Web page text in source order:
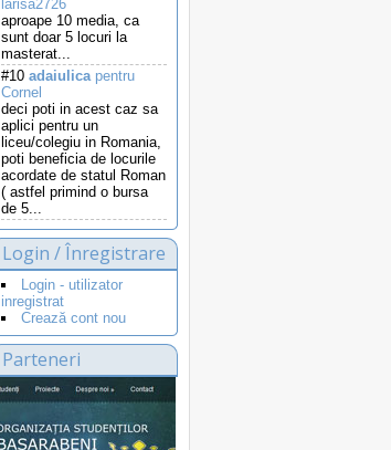
larisa2726
aproape 10 media, ca
sunt doar 5 locuri la
masterat...
#10 adaiulicapentru
Cornel
deci poti in acest caz sa
aplici pentru un
liceu/colegiu in Romania,
poti beneficia de locurile
acordate de statul Roman
( astfel primind o bursa
de 5...
Login / Înregistrare
Login - utilizator
inregistrat
Crează cont nou
Parteneri